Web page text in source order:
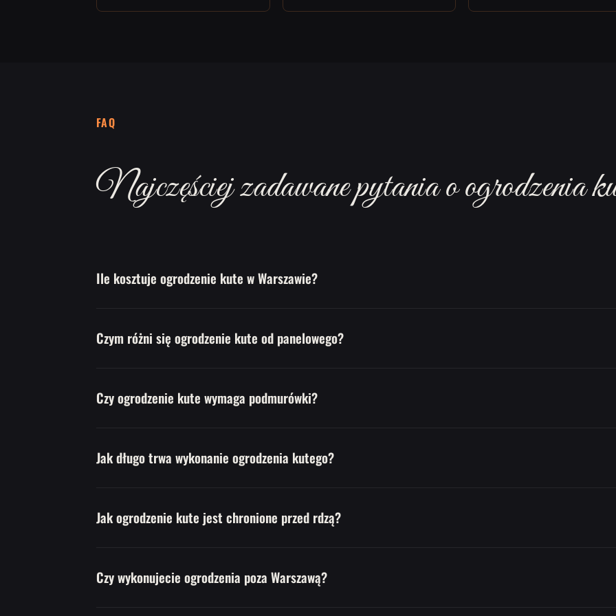
FAQ
Najczęściej zadawane pytania o ogrodzenia
Ile kosztuje ogrodzenie kute w Warszawie?
Czym różni się ogrodzenie kute od panelowego?
Czy ogrodzenie kute wymaga podmurówki?
Jak długo trwa wykonanie ogrodzenia kutego?
Jak ogrodzenie kute jest chronione przed rdzą?
Czy wykonujecie ogrodzenia poza Warszawą?